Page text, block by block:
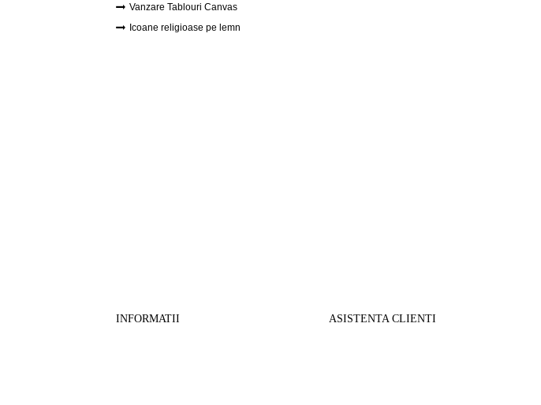
Vanzare Tablouri Canvas
Icoane religioase pe lemn
INFORMATII ASISTENTA CLIENTI